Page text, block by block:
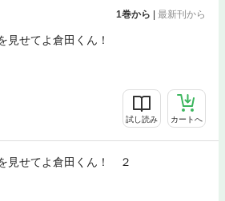
1巻から | 最新刊から
見せてよ倉田くん！
試し読み カートへ
見せてよ倉田くん！ ２